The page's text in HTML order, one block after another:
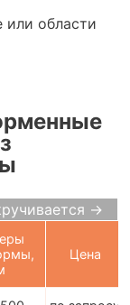
или области
→
Цена